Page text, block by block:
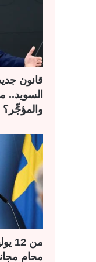
قانون
السويد..
والمؤجِّر؟
محامٍ